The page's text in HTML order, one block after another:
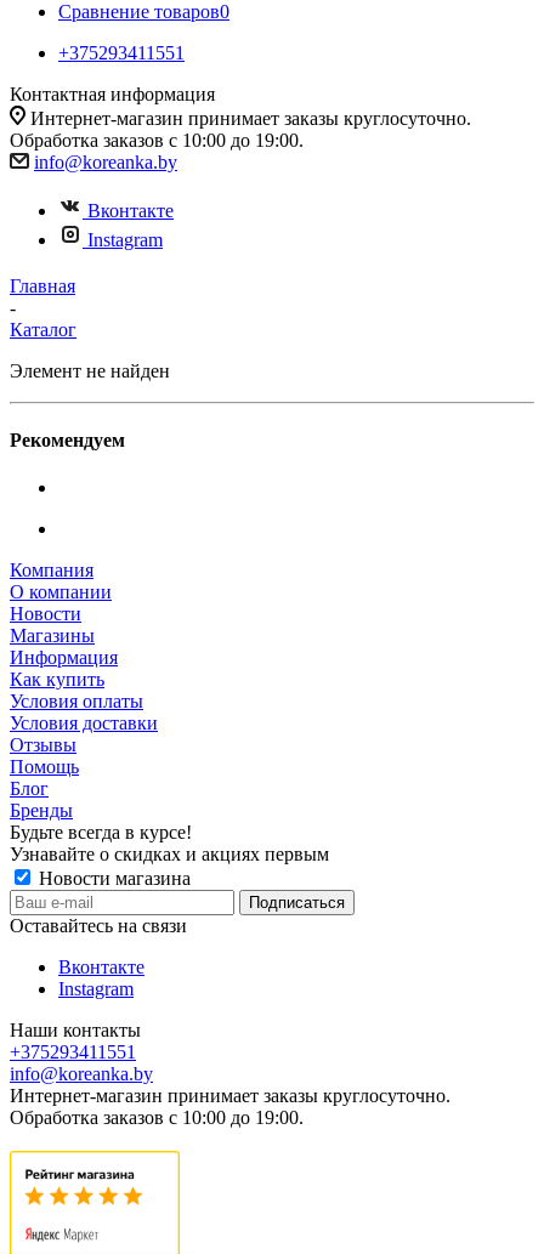
Сравнение товаров0
+375293411551
Контактная информация
Интернет-магазин принимает заказы круглосуточно.
Обработка заказов с 10:00 до 19:00.
info@koreanka.by
Вконтакте
Instagram
Главная
-
Каталог
Элемент не найден
Рекомендуем
Компания
О компании
Новости
Магазины
Информация
Как купить
Условия оплаты
Условия доставки
Отзывы
Помощь
Блог
Бренды
Будьте всегда в курсе!
Узнавайте о скидках и акциях первым
Новости магазина
Оставайтесь на связи
Вконтакте
Instagram
Наши контакты
+375293411551
info@koreanka.by
Интернет-магазин принимает заказы круглосуточно.
Обработка заказов с 10:00 до 19:00.